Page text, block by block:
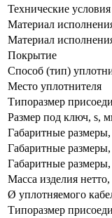
Технические
Материал
Материал
Покрытие
Способ (тип)
Место уплотнителя
Типоразмер
Размер под ключ, s,
Габаритные
Габаритные
Габаритные
Масса изделия нетто,
Ø уплотняемого
Типоразмер